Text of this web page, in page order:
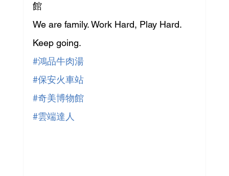
館
We are family. Work Hard, Play Hard.
Keep going.
#鴻品牛肉湯
#保安火車站
#奇美博物館
#雲端達人